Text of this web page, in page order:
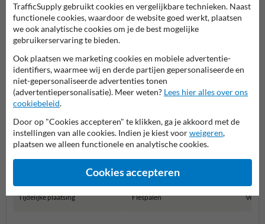
Meer gerelateerde producten
Tijdelijke plaatsing Flespalen
TrafficSupply gebruikt cookies en vergelijkbare technieken. Naast
functionele cookies, waardoor de website goed werkt, plaatsen
we ook analytische cookies om je de best mogelijke
gebruikerservaring te bieden.
Ook plaatsen we marketing cookies en mobiele advertentie-
identifiers, waarmee wij en derde partijen gepersonaliseerde en
niet-gepersonaliseerde advertenties tonen
(advertentiepersonalisatie). Meer weten? Lees hier alles over ons
cookiebeleid.
Door op "Cookies accepteren" te klikken, ga je akkoord met de
instellingen van alle cookies. Indien je kiest voorweigeren,
plaatsen we alleen functionele en analytische cookies.
Cookies accepteren